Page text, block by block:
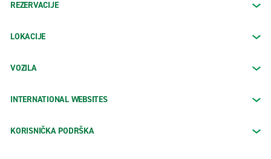
REZERVACIJE
LOKACIJE
VOZILA
INTERNATIONAL WEBSITES
KORISNIČKA PODRŠKA